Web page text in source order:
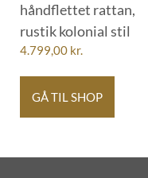
håndflettet rattan,
rustik kolonial stil
4.799,00 kr.
GÅ TIL SHOP